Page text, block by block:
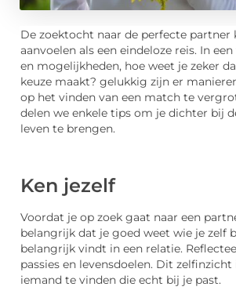
De zoektocht naar de perfecte partner
aanvoelen als een eindeloze reis. In
en mogelijkheden, hoe weet je zeker
keuze maakt? gelukkig zijn er
op het vinden van een match te
delen we enkele tips om je dichter bij
leven te brengen.
Ken jezelf
Voordat je op zoek gaat naar een
belangrijk dat je goed weet wie je zelf
belangrijk vindt in een relatie.
passies en levensdoelen. Dit
iemand te vinden die echt bij je past.